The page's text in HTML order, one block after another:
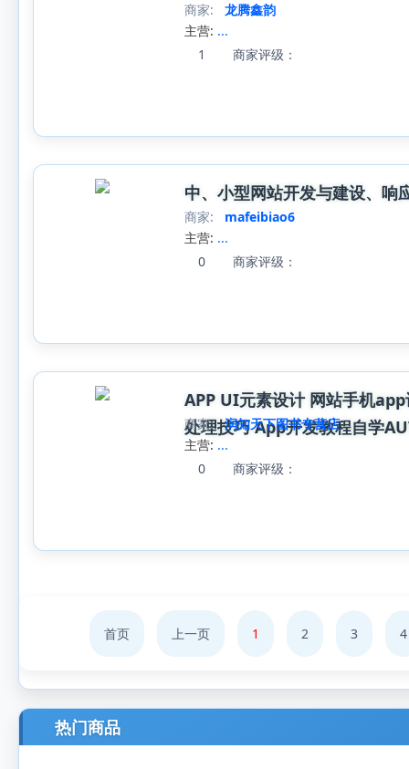
商家:
龙腾鑫韵
主营: ...
1
商家评级：
中、小型网站开发与建设、响
商家:
mafeibiao6
主营: ...
0
商家评级：
APP UI元素设计 网站手机
处理技巧 App开发教程自学
商家:
润知天下图书专营店
主营: ...
0
商家评级：
首页 上一页 1 2 3 4
热门商品